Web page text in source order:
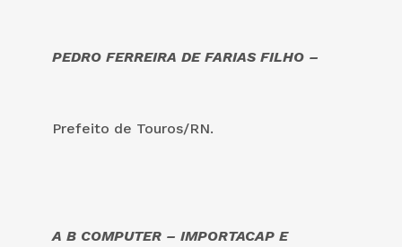
PEDRO FERREIRA DE FARIAS FILHO –
Prefeito de Touros/RN.
A B COMPUTER – IMPORTACAP E